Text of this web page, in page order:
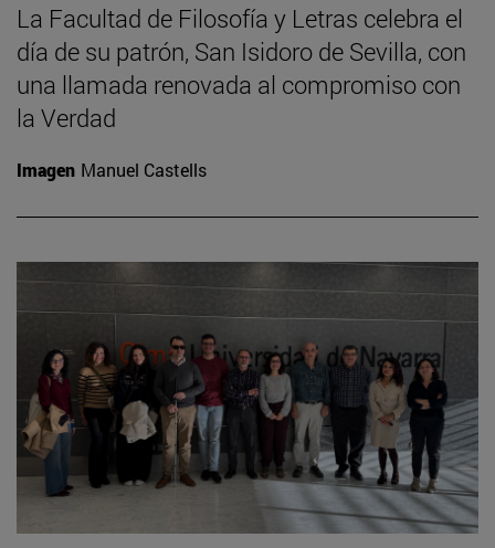
La Facultad de Filosofía y Letras celebra el
día de su patrón, San Isidoro de Sevilla, con
una llamada renovada al compromiso con
la Verdad
Imagen Manuel Castells